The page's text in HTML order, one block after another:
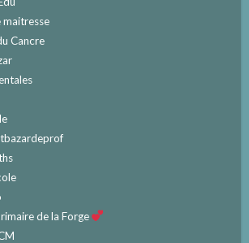
maitresse
Cancre
de la Forge